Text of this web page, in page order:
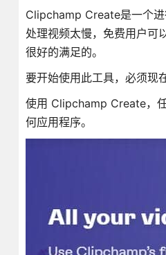
Clipchamp Create是一个进
处理视频太慢，免费用户可
很好的满足的。
要开始使用此工具，必须现
使用 Clipchamp Create，
何应用程序。